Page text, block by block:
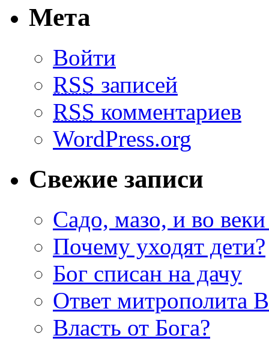
Мета
Войти
RSS записей
RSS комментариев
WordPress.org
Свежие записи
Садо, мазо, и во веки
Почему уходят дети?
Бог списан на дачу
Ответ митрополита
Власть от Бога?